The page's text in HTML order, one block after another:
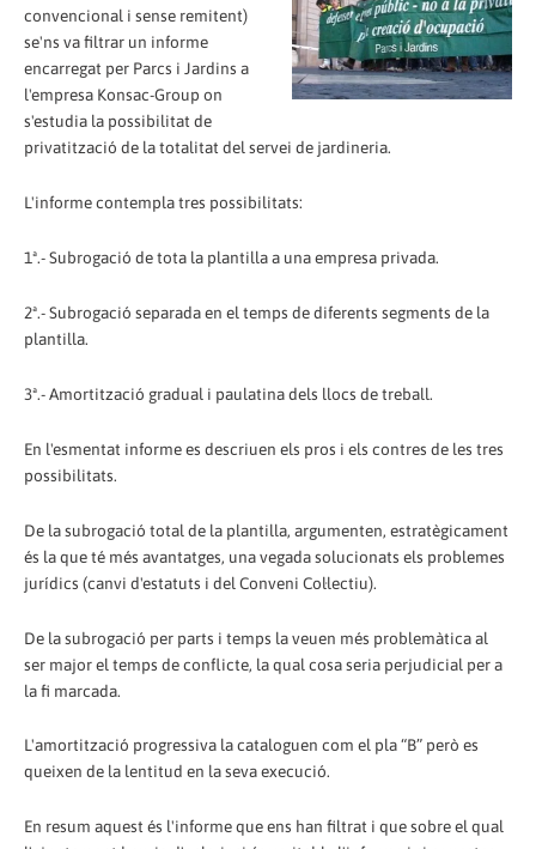
convencional i sense remitent)
se'ns va filtrar un informe
encarregat per Parcs i Jardins a
l'empresa Konsac-Group on
s'estudia la possibilitat de
privatització de la totalitat del servei de jardineria.
L'informe contempla tres possibilitats:
1ª.- Subrogació de tota la plantilla a una empresa privada.
2ª.- Subrogació separada en el temps de diferents segments de la
plantilla.
3ª.- Amortització gradual i paulatina dels llocs de treball.
En l'esmentat informe es descriuen els pros i els contres de les tres
possibilitats.
De la subrogació total de la plantilla, argumenten, estratègicament
és la que té més avantatges, una vegada solucionats els problemes
jurídics (canvi d'estatuts i del Conveni Col·lectiu).
De la subrogació per parts i temps la veuen més problemàtica al
ser major el temps de conflicte, la qual cosa seria perjudicial per a
la fi marcada.
L'amortització progressiva la cataloguen com el pla “B” però es
queixen de la lentitud en la seva execució.
En resum aquest és l'informe que ens han filtrat i que sobre el qual